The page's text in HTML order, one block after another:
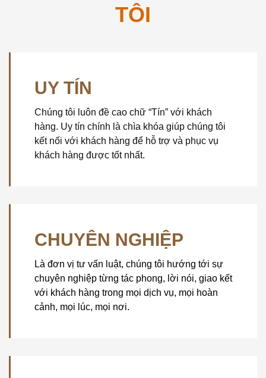
TÔI
UY TÍN
Chúng tôi luôn đề cao chữ “Tín” với khách
hàng. Uy tín chính là chìa khóa giúp chúng tôi
kết nối với khách hàng để hỗ trợ và phục vụ
khách hàng được tốt nhất.
CHUYÊN NGHIỆP
Là đơn vị tư vấn luật, chúng tôi hướng tới sự
chuyên nghiệp từng tác phong, lời nói, giao kết
với khách hàng trong mọi dịch vụ, mọi hoàn
cảnh, mọi lúc, mọi nơi.